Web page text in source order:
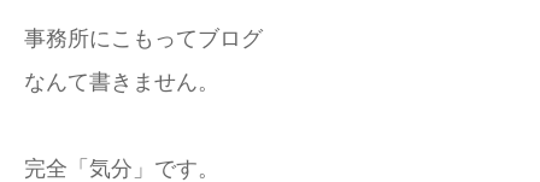
事務所にこもってブログ
なんて書きません。
完全「気分」です。